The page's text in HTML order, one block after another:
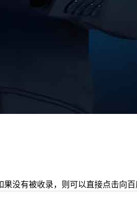
没有被收录，则可以直接点击向百